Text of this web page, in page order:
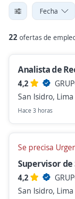
Fecha
22 ofertas de
Analista de
4,2
San Isidro, Lima
Hace 3 horas
Se precisa
Supervisor de
4,2
San Isidro, Lima